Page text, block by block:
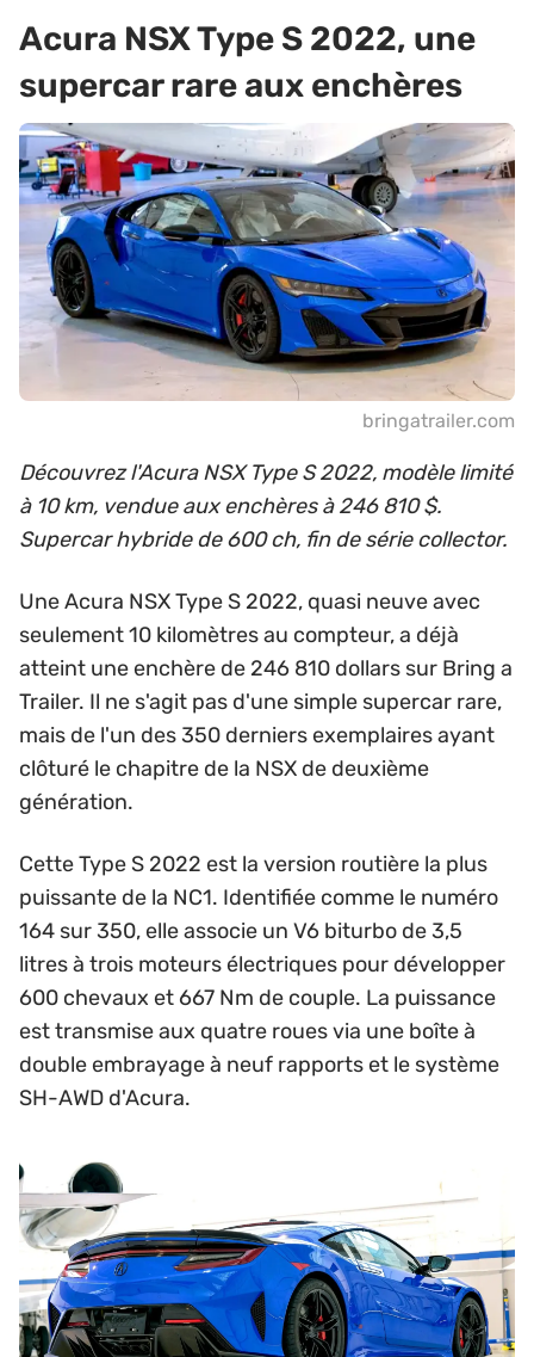
Acura NSX Type S 2022, une
supercar rare aux enchères
bringatrailer.com
Découvrez l'Acura NSX Type S 2022, modèle limité
à 10 km, vendue aux enchères à 246 810 $.
Supercar hybride de 600 ch, fin de série collector.
Une Acura NSX Type S 2022, quasi neuve avec
seulement 10 kilomètres au compteur, a déjà
atteint une enchère de 246 810 dollars sur Bring a
Trailer. Il ne s'agit pas d'une simple supercar rare,
mais de l'un des 350 derniers exemplaires ayant
clôturé le chapitre de la NSX de deuxième
génération.
Cette Type S 2022 est la version routière la plus
puissante de la NC1. Identifiée comme le numéro
164 sur 350, elle associe un V6 biturbo de 3,5
litres à trois moteurs électriques pour développer
600 chevaux et 667 Nm de couple. La puissance
est transmise aux quatre roues via une boîte à
double embrayage à neuf rapports et le système
SH-AWD d'Acura.